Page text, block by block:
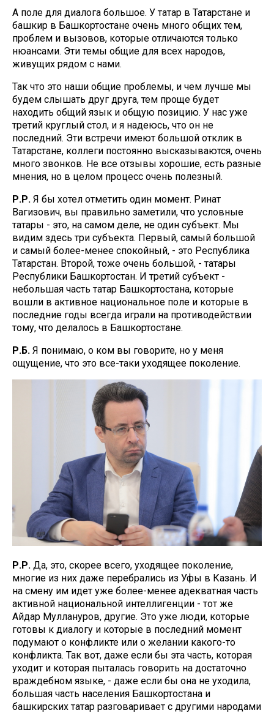
А поле для диалога большое. У татар в Татарстане и
башкир в Башкортостане очень много общих тем,
проблем и вызовов, которые отличаются только
нюансами. Эти темы общие для всех народов,
живущих рядом с нами.
Так что это наши общие проблемы, и чем лучше мы
будем слышать друг друга, тем проще будет
находить общий язык и общую позицию. У нас уже
третий круглый стол, и я надеюсь, что он не
последний. Эти встречи имеют большой отклик в
Татарстане, коллеги постоянно высказываются, очень
много звонков. Не все отзывы хорошие, есть разные
мнения, но в целом процесс очень полезный.
Р.Р. Я бы хотел отметить один момент. Ринат
Вагизович, вы правильно заметили, что условные
татары - это, на самом деле, не один субъект. Мы
видим здесь три субъекта. Первый, самый большой
и самый более-менее спокойный, - это Республика
Татарстан. Второй, тоже очень большой, - татары
Республики Башкортостан. И третий субъект -
небольшая часть татар Башкортостана, которые
вошли в активное национальное поле и которые в
последние годы всегда играли на противодействии
тому, что делалось в Башкортостане.
Р.Б. Я понимаю, о ком вы говорите, но у меня
ощущение, что это все-таки уходящее поколение.
Р.Р. Да, это, скорее всего, уходящее поколение,
многие из них даже перебрались из Уфы в Казань. И
на смену им идет уже более-менее адекватная часть
активной национальной интеллигенции - тот же
Айдар Муллануров, другие. Это уже люди, которые
готовы к диалогу и которые в последний момент
подумают о конфликте или о желании какого-то
конфликта. Так вот, даже если бы эта часть, которая
уходит и которая пыталась говорить на достаточно
враждебном языке, - даже если бы она не уходила,
большая часть населения Башкортостана и
башкирских татар разговаривает с другими народами